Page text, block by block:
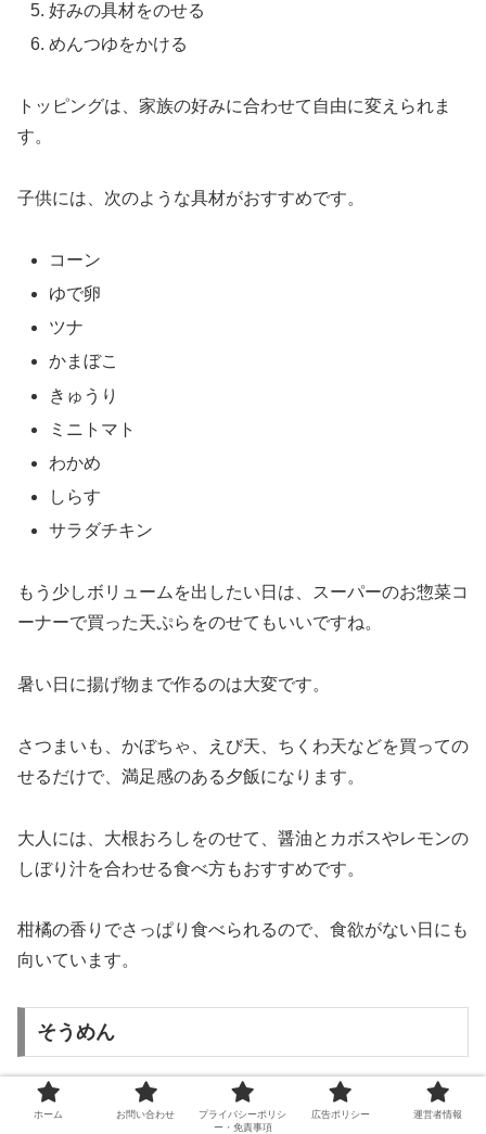
好みの具材をのせる
めんつゆをかける
トッピングは、家族の好みに合わせて自由に変えられま
す。
子供には、次のような具材がおすすめです。
コーン
ゆで卵
ツナ
かまぼこ
きゅうり
ミニトマト
わかめ
しらす
サラダチキン
もう少しボリュームを出したい日は、スーパーのお惣菜コ
ーナーで買った天ぷらをのせてもいいですね。
暑い日に揚げ物まで作るのは大変です。
さつまいも、かぼちゃ、えび天、ちくわ天などを買っての
せるだけで、満足感のある夕飯になります。
大人には、大根おろしをのせて、醤油とカボスやレモンの
しぼり汁を合わせる食べ方もおすすめです。
柑橘の香りでさっぱり食べられるので、食欲がない日にも
向いています。
そうめん
そうめんは、暑い日の夕飯に欠かせない定番メニューで
ホーム お問い合わせ
プライバシーポリシ
ー・免責事項
広告ポリシー 運営者情報